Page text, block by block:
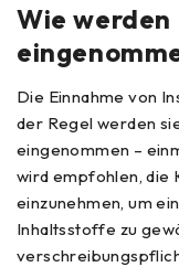
Wie
Die Einnahme von
der Regel werden
eingenommen –
wird empfohlen, die
einzunehmen, um
Inhaltsstoffe zu